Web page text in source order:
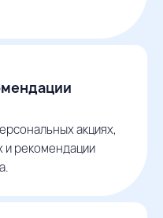
акциях,
и рекомендации